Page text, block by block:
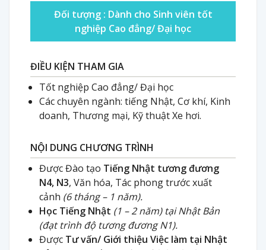
Đối tượng : Dành cho Sinh viên tốt
nghiệp Cao đẳng/ Đại học
ĐIỀU KIỆN THAM GIA
Tốt nghiệp Cao đẳng/ Đại học
Các chuyên ngành: tiếng Nhật, Cơ khí, Kinh
doanh, Thương mại, Kỹ thuật Xe hơi.
NỘI DUNG CHƯƠNG TRÌNH
Được Đào tạo Tiếng Nhật tương đương
N4, N3, Văn hóa, Tác phong trước xuất
cảnh (6 tháng – 1 năm).
Học Tiếng Nhật (1 – 2 năm) tại Nhật Bản
(đạt trình độ tương đương N1).
Được Tư vấn/ Giới thiệu Việc làm tại Nhật